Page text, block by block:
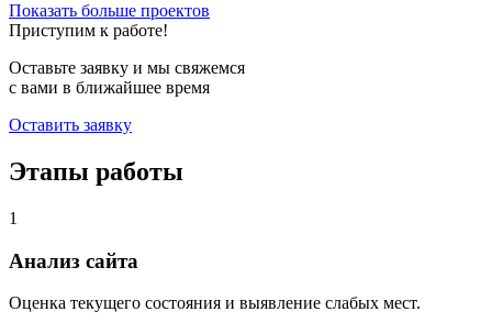
Показать больше проектов
Приступим к работе!
Оставьте заявку и мы свяжемся
с вами в ближайшее время
Оставить заявку
Этапы работы
1
Анализ сайта
Оценка текущего состояния и выявление слабых мест.